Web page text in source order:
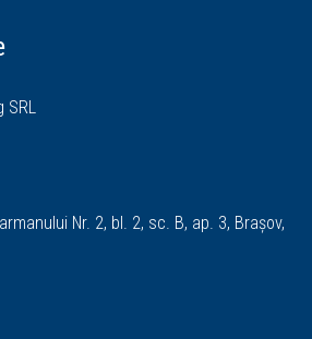
SRL
Nr. 2, bl. 2, sc. B, ap. 3, Brașov,